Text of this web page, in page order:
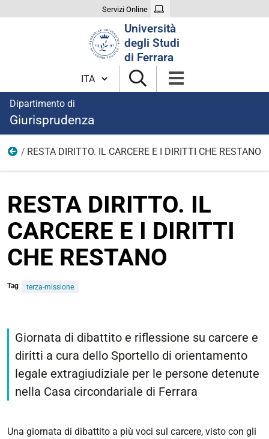
Servizi Online
Università
degli Studi
di Ferrara
Cambia lingua
Dipartimento di
Giurisprudenza
Eventi
RESTA DIRITTO. IL CARCERE E I DIRITTI CHE RESTANO
RESTA DIRITTO. IL
CARCERE E I DIRITTI
CHE RESTANO
Tag terza-missione
diritto-
carcere-
diritti-
restano
Giornata di dibattito e riflessione su carcere e
diritti a cura dello Sportello di orientamento
legale extragiudiziale per le persone detenute
nella Casa circondariale di Ferrara
Una giornata di dibattito a più voci sul carcere, visto con gli